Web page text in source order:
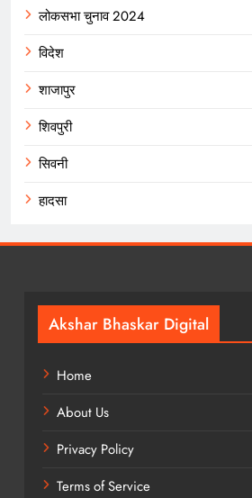
लोकसभा चुनाव 2024
विदेश
शाजापुर
शिवपुरी
सिवनी
हादसा
Akshar Bhaskar Digital
Home
About Us
Privacy Policy
Terms of Service